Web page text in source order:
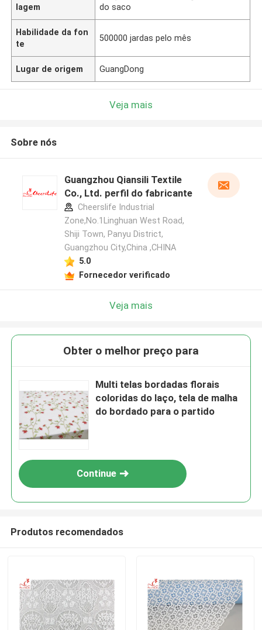
lagem
do saco
Habilidade da fon
te
500000 jardas pelo mês
Lugar de origem GuangDong
Veja mais
Sobre nós
Guangzhou Qiansili Textile
Co., Ltd. perfil do fabricante
Cheerslife Industrial
Zone,No.1Linghuan West Road,
Shiji Town, Panyu District,
Guangzhou City,China ,CHINA
5.0
Fornecedor verificado
Veja mais
Obter o melhor preço para
Multi telas bordadas florais
coloridas do laço, tela de malha
do bordado para o partido
Continue
Produtos recomendados